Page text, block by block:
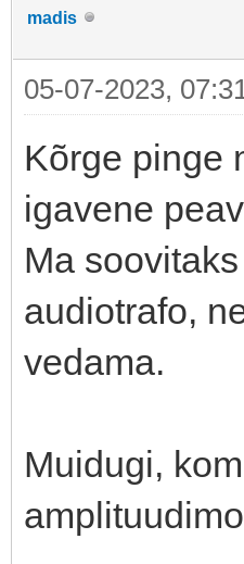
madis
05-07-2023,
Kõrge pinge
igavene
Ma
audiotrafo,
vedama.
Muidugi,